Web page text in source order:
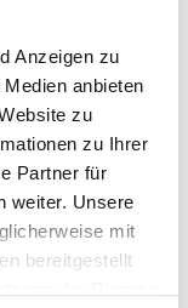
Anzeigen zu
anbieten
zu
zu Ihrer
Partner für
weiter. Unsere
mit
bereitgestellt
an